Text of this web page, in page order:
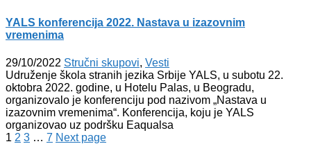
YALS konferencija 2022. Nastava u izazovnim
vremenima
29/10/2022 Stručni skupovi, Vesti
Udruženje škola stranih jezika Srbije YALS, u subotu 22.
oktobra 2022. godine, u Hotelu Palas, u Beogradu,
organizovalo je konferenciju pod nazivom „Nastava u
izazovnim vremenima“. Konferencija, koju je YALS
organizovao uz podršku Eaqualsa
1 2 3 … 7 Next page